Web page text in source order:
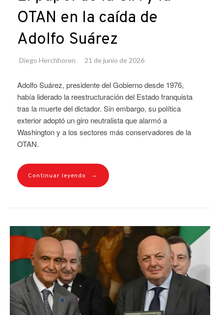
OTAN en la caída de
Adolfo Suárez
Diego Herchhoren 21 de junio de 2026
Adolfo Suárez, presidente del Gobierno desde 1976,
había liderado la reestructuración del Estado franquista
tras la muerte del dictador. Sin embargo, su política
exterior adoptó un giro neutralista que alarmó a
Washington y a los sectores más conservadores de la
OTAN.
Continuar leyendo →